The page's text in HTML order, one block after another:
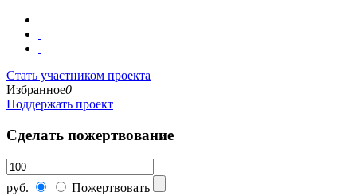
Стать участником проекта
Избранное0
Поддержать проект
Сделать пожертвование
руб. Пожертвовать